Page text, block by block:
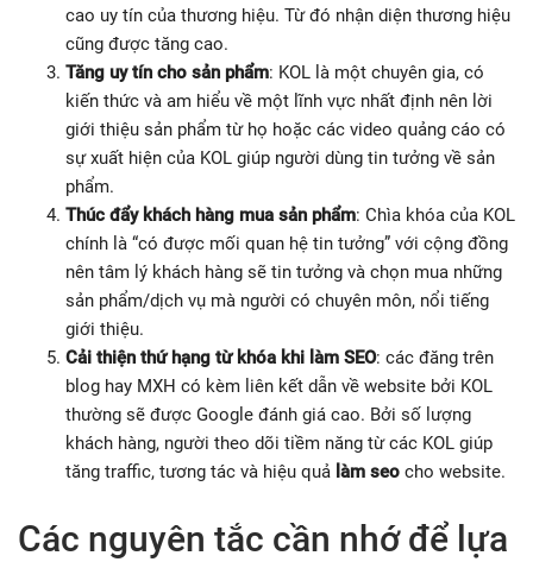
cao uy tín của thương hiệu. Từ đó nhận diện thương hiệu
cũng được tăng cao.
Tăng uy tín cho sản phẩm: KOL là một chuyên gia, có
kiến thức và am hiểu về một lĩnh vực nhất định nên lời
giới thiệu sản phẩm từ họ hoặc các video quảng cáo có
sự xuất hiện của KOL giúp người dùng tin tưởng về sản
phẩm.
Thúc đẩy khách hàng mua sản phẩm: Chìa khóa của KOL
chính là “có được mối quan hệ tin tưởng” với cộng đồng
nên tâm lý khách hàng sẽ tin tưởng và chọn mua những
sản phẩm/dịch vụ mà người có chuyên môn, nổi tiếng
giới thiệu.
Cải thiện thứ hạng từ khóa khi làm SEO: các đăng trên
blog hay MXH có kèm liên kết dẫn về website bởi KOL
thường sẽ được Google đánh giá cao. Bởi số lượng
khách hàng, người theo dõi tiềm năng từ các KOL giúp
tăng traffic, tương tác và hiệu quả làm seo cho website.
Các nguyên tắc cần nhớ để lựa